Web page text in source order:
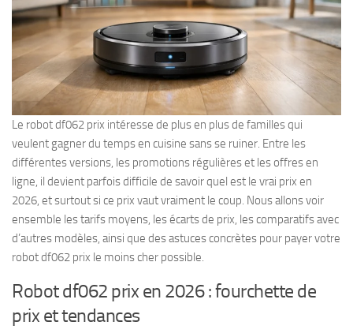
Le robot df062 prix intéresse de plus en plus de familles qui
veulent gagner du temps en cuisine sans se ruiner. Entre les
différentes versions, les promotions régulières et les offres en
ligne, il devient parfois difficile de savoir quel est le vrai prix en
2026, et surtout si ce prix vaut vraiment le coup. Nous allons voir
ensemble les tarifs moyens, les écarts de prix, les comparatifs avec
d’autres modèles, ainsi que des astuces concrètes pour payer votre
robot df062 prix le moins cher possible.
Robot df062 prix en 2026 : fourchette de
prix et tendances